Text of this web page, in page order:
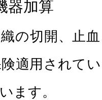
器加算
の切開、止
適用されて
ます。